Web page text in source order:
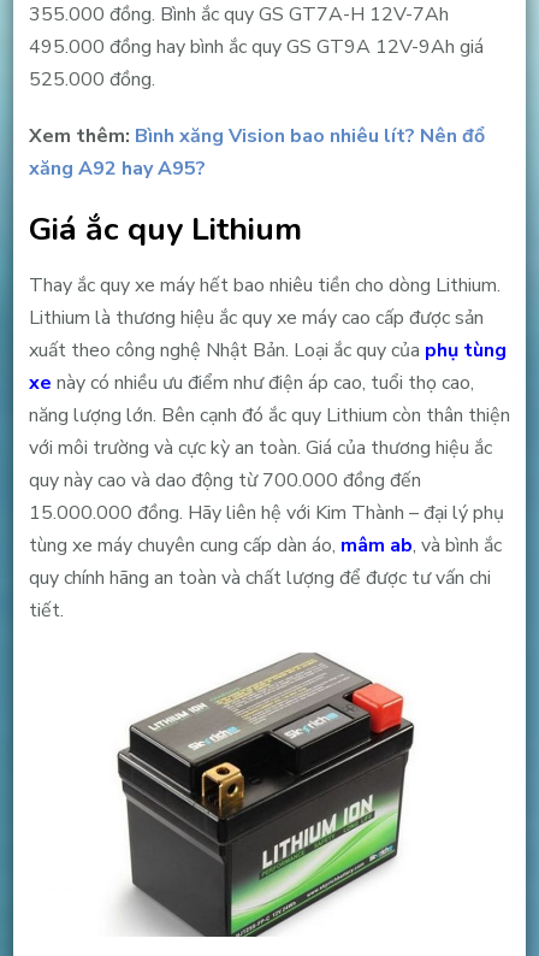
355.000 đồng. Bình ắc quy GS GT7A-H 12V-7Ah
495.000 đồng hay bình ắc quy GS GT9A 12V-9Ah giá
525.000 đồng.
Xem thêm: Bình xăng Vision bao nhiêu lít? Nên đổ
xăng A92 hay A95?
Giá ắc quy Lithium
Thay ắc quy xe máy hết bao nhiêu tiền cho dòng Lithium.
Lithium là thương hiệu ắc quy xe máy cao cấp được sản
xuất theo công nghệ Nhật Bản. Loại ắc quy của phụ tùng
xe này có nhiều ưu điểm như điện áp cao, tuổi thọ cao,
năng lượng lớn. Bên cạnh đó ắc quy Lithium còn thân thiện
với môi trường và cực kỳ an toàn. Giá của thương hiệu ắc
quy này cao và dao động từ 700.000 đồng đến
15.000.000 đồng. Hãy liên hệ với Kim Thành – đại lý phụ
tùng xe máy chuyên cung cấp dàn áo, mâm ab, và bình ắc
quy chính hãng an toàn và chất lượng để được tư vấn chi
tiết.